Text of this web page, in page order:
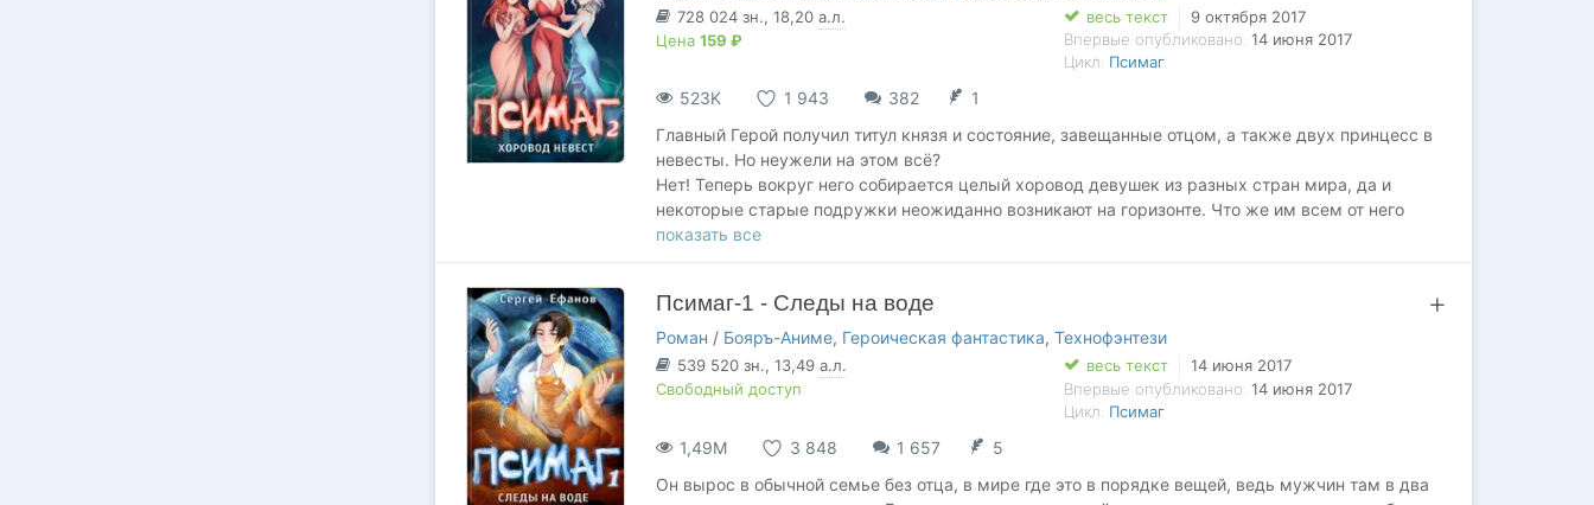
728 024 зн., 18,20 а.л.
Цена 159 ₽
весь текст
9 октября 2017
Впервые опубликовано: 14 июня 2017
Цикл: Псимаг
523K 1 943 382
1
Главный Герой получил титул князя и состояние, завещанные отцом, а также двух принцесс в
невесты. Но неужели на этом всё?
Нет! Теперь вокруг него собирается целый хоровод девушек из разных стран мира, да и
некоторые старые подружки неожиданно возникают на горизонте. Что же им всем от него
нужно?
А может быть, они просто все в него влюбились?
показать все
Псимаг-1 - Следы на воде
Роман / Бояръ-Аниме, Героическая фантастика, Технофэнтези
539 520 зн., 13,49 а.л.
Свободный доступ
весь текст
14 июня 2017
Впервые опубликовано: 14 июня 2017
Цикл: Псимаг
1,49М 3 848 1 657
5
Он вырос в обычной семье без отца, в мире где это в порядке вещей, ведь мужчин там в два